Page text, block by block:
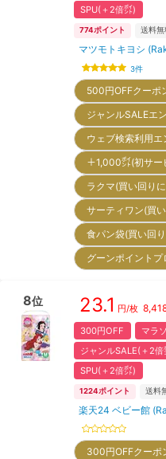
SPU(＋2倍㌽)
774ポイント 送料無
マツモトキヨシ
3件
500円OFFクーポ
ジャンルSALEエ
ウェブ検索利用
＋1,000㌽(初サ
ラクマ(買い回り
サーティワン(買
食パン袋(買い回
グーンポイント
8位 23.1 円/枚
300円OFF
マラ
ジャンルSALE(＋2倍
SPU(＋2倍㌽)
1224ポイント 送料
楽天24 ベビー館
300円OFFクーポ